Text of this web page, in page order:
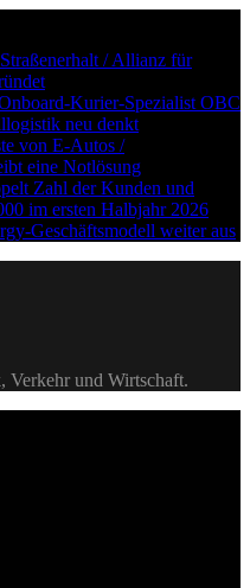
/ Allianz für
Kurier-Spezialist OBC
neu denkt
von E-Autos /
eine Notlösung
Zahl der Kunden und
im ersten Halbjahr 2026
Geschäftsmodell weiter aus
und Wirtschaft.